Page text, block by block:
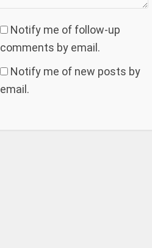
Notify me of follow-up
comments by email.
Notify me of new posts by
email.